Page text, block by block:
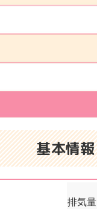
基本情報
排気量